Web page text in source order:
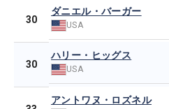
30
ダニエル・バーガー
USA
30
ハリー・ヒッグス
USA
アントワヌ・ロズネル